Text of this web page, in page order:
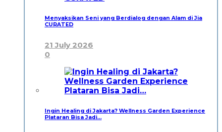
Menyaksikan Seni yang Berdialog dengan Alam di Jia
CURATED
21 July 2026
0
Ingin Healing di Jakarta? Wellness Garden Experience
Plataran Bisa Jadi…